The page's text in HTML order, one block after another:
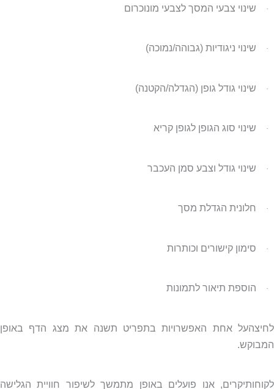
· שינוי צבעי המסך לצבעי מונוכרום
· שינוי ניגודיות (גבוהה/נמוכה)
· שינוי גודל גופן (הגדלה/הקטנה)
· שינוי סוג הגופן לגופן קריא
· שינוי גודל וצבע סמן העכבר
· חלונית הגדלת מסך
· סימון קישורים וכותרות
· הוספת תיאור לתמונות
לחיצהעל אחת האפשרויות בתפריט תשנה את מצג הדף באופן
המבוקש.
לקוחותיקרים, אנו פועלים באופן מתמשך לשיפור חוויית הגלישה